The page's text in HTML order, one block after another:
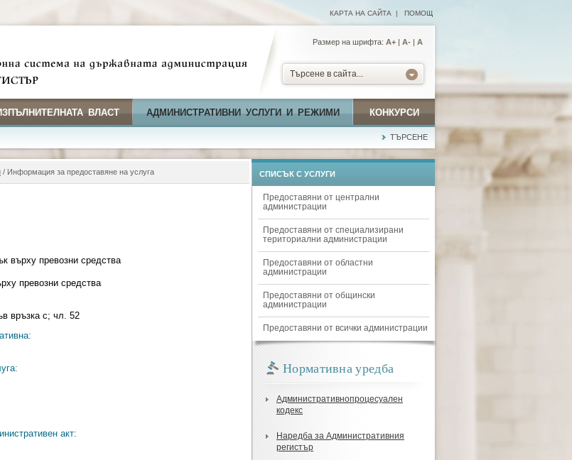
КАРТА НА САЙТА | ПОМОЩ
Размер на шрифта: А+ | A- | A
Търсене в сайта...
ВЛАСТ АДМИНИСТРАТИВНИ УСЛУГИ И РЕЖИМИ КОНКУРСИ
ТЪРСЕНЕ
/ Информация за предоставяне на услуга
върху превозни средства
превозни средства
връзка с; чл. 52
акт:
СПИСЪК С УСЛУГИ
Предоставяни от централни
администрации
Предоставяни от специализирани
териториални администрации
Предоставяни от областни
администрации
Предоставяни от общински
администрации
Предоставяни от всички администрации
Нормативна уредба
Административнопроцесуален
кодекс
Наредба за Административния
регистър